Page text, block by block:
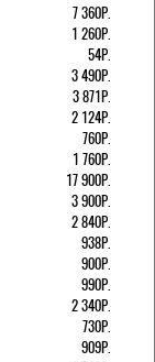
7 360Р.
1 260Р.
54Р.
3 490Р.
3 871Р.
2 124Р.
760Р.
1 760Р.
17 900Р.
3 900Р.
2 840Р.
938Р.
900Р.
990Р.
2 340Р.
730Р.
909Р.